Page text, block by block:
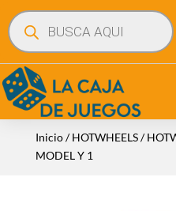
Búsqueda
de
productos
Inicio/HOTWHEELS/
MODEL Y 1